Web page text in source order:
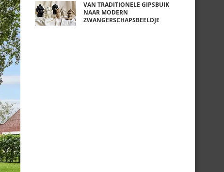
VAN TRADITIONELE GIPSBUIK
NAAR MODERN
ZWANGERSCHAPSBEELDJE